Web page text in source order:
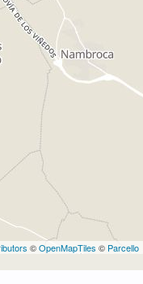
©OpenMapTiles © Parcello